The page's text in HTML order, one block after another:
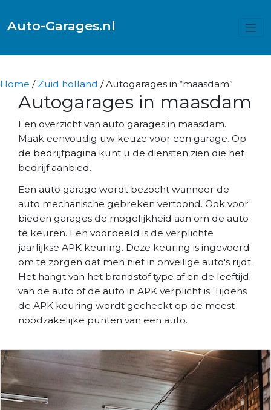
Auto-Garages.nl
Home / Zuid holland / Autogarages in “maasdam”
Autogarages in maasdam
Een overzicht van auto garages in maasdam.
Maak eenvoudig uw keuze voor een garage. Op
de bedrijfpagina kunt u de diensten zien die het
bedrijf aanbied.
Een auto garage wordt bezocht wanneer de
auto mechanische gebreken vertoond. Ook voor
bieden garages de mogelijkheid aan om de auto
te keuren. Een voorbeeld is de verplichte
jaarlijkse APK keuring. Deze keuring is ingevoerd
om te zorgen dat men niet in onveilige auto's rijdt.
Het hangt van het brandstof type af en de leeftijd
van de auto of de auto in APK verplicht is. Tijdens
de APK keuring wordt gecheckt op de meest
noodzakelijke punten van een auto.